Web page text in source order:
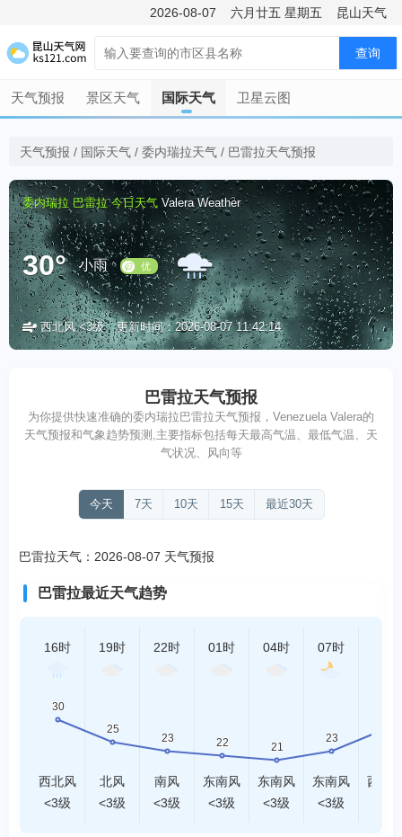
2026-08-07 六月廿五 星期五 昆山天气
查询
天气预报 景区天气 国际天气 卫星云图
天气预报 / 国际天气 / 委内瑞拉天气 / 巴雷拉天气预报
委内瑞拉 巴雷拉 今日天气 Valera Weather
30° 小雨
优
西北风 <3级 更新时间：2026-08-07 11:42:14
巴雷拉天气预报
为你提供快速准确的委内瑞拉巴雷拉天气预报，Venezuela Valera的
天气预报和气象趋势预测,主要指标包括每天最高气温、最低气温、天
气状况、风向等
今天 7天 10天 15天 最近30天
巴雷拉天气：2026-08-07 天气预报
巴雷拉最近天气趋势
16时
西北风
<3级
19时
北风
<3级
22时
南风
<3级
01时
东南风
<3级
04时
东南风
<3级
07时
东南风
<3级
西北